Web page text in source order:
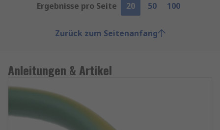
Ergebnisse pro Seite
20 50 100
Zurück zum Seitenanfang
Anleitungen & Artikel